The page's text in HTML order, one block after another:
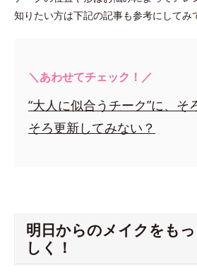
知りたい方は下記の記事も参考にしてみ
＼あわせてチェック！／
“大人に似合うチーク”に、そ
そろ更新してみない？
明日からのメイクをも
しく！